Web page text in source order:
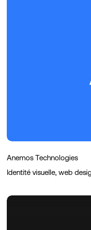
Anemos Technologies
Identité visuelle, web
Le